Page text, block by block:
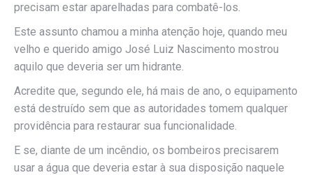
precisam estar aparelhadas para combatê-los.
Este assunto chamou a minha atenção hoje, quando meu
velho e querido amigo José Luiz Nascimento mostrou
aquilo que deveria ser um hidrante.
Acredite que, segundo ele, há mais de ano, o equipamento
está destruído sem que as autoridades tomem qualquer
providência para restaurar sua funcionalidade.
E se, diante de um incêndio, os bombeiros precisarem
usar a água que deveria estar à sua disposição naquele